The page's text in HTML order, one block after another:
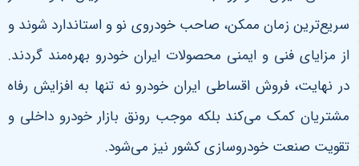
سریع‌ترین زمان ممکن، صاحب خودروی نو و استاندارد شوند و
از مزایای فنی و ایمنی محصولات ایران خودرو بهره‌مند گردند.
در نهایت، فروش اقساطی ایران خودرو نه تنها به افزایش رفاه
مشتریان کمک می‌کند بلکه موجب رونق بازار خودرو داخلی و
تقویت صنعت خودروسازی کشور نیز می‌شود.